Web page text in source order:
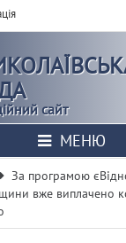
сайт
МЕНЮ
За програмою
вже виплачено